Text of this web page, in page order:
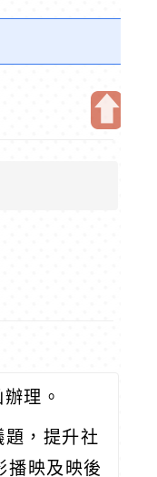
理。
，提升社
播映及映後